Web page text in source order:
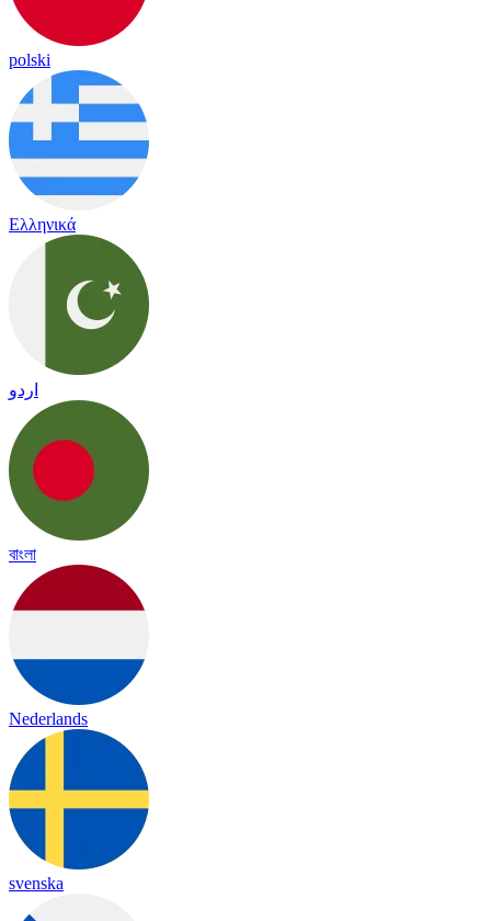
polski
Ελληνικά
اردو
বাংলা
Nederlands
svenska